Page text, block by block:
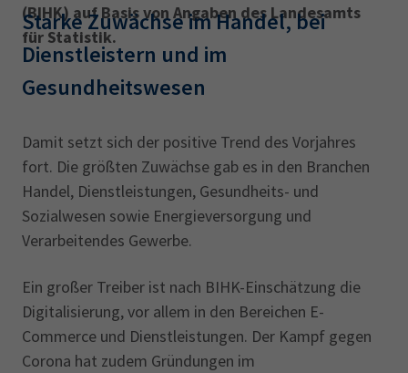
Magazin
(BIHK) auf Basis von Angaben des Landesamts
für Statistik.
Starke Zuwächse im Handel, bei
Dienstleistern und im
Gesundheitswesen
Damit setzt sich der positive Trend des Vorjahres
fort. Die größten Zuwächse gab es in den Branchen
Handel, Dienstleistungen, Gesundheits- und
Sozialwesen sowie Energieversorgung und
Verarbeitendes Gewerbe.
Ein großer Treiber ist nach BIHK-Einschätzung die
Digitalisierung, vor allem in den Bereichen E-
Commerce und Dienstleistungen. Der Kampf gegen
Corona hat zudem Gründungen im